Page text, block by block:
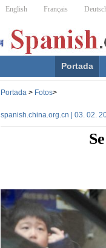
Portada
Portada > Fotos>
spanish.china.org.cn | 03. 02.